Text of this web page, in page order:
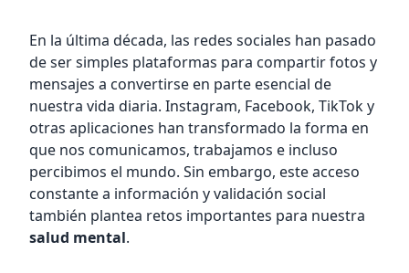
En la última década, las redes sociales han pasado
de ser simples plataformas para compartir fotos y
mensajes a convertirse en parte esencial de
nuestra vida diaria. Instagram, Facebook, TikTok y
otras aplicaciones han transformado la forma en
que nos comunicamos, trabajamos e incluso
percibimos el mundo. Sin embargo, este acceso
constante a información y validación social
también plantea retos importantes para nuestra
salud mental.